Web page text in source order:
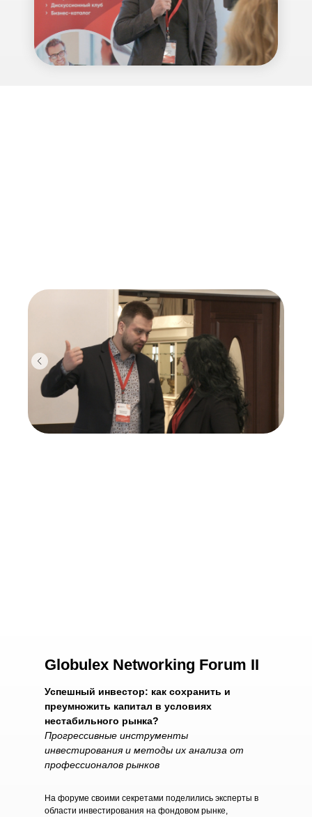
Globulex Networking Forum II
Успешный инвестор: как сохранить и
преумножить капитал в условиях
нестабильного рынка?
Прогрессивные инструменты
инвестирования и методы их анализа от
профессионалов рынков
На форуме своими секретами поделились эксперты в
области инвестирования на фондовом рынке,